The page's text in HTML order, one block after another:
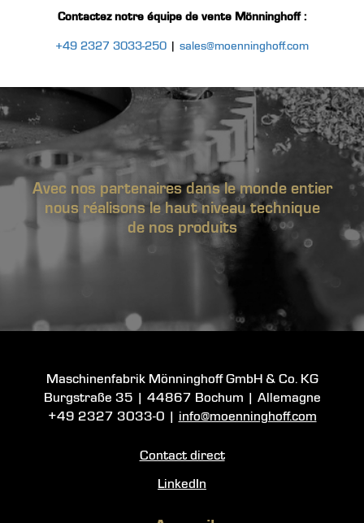
Contactez notre équipe de vente Mönninghoff :
+49 2327 3033-250 sales@moenninghoff.com
Avec nos partenaires dans le monde entier
nous réalisons le haut niveau technique
de nos produits
Maschinenfabrik Mönninghoff GmbH & Co. KG
Burgstraße 35
44867 Bochum
| Allemagne
+49 2327 3033-0
info@moenninghoff.com
Contact direct
LinkedIn